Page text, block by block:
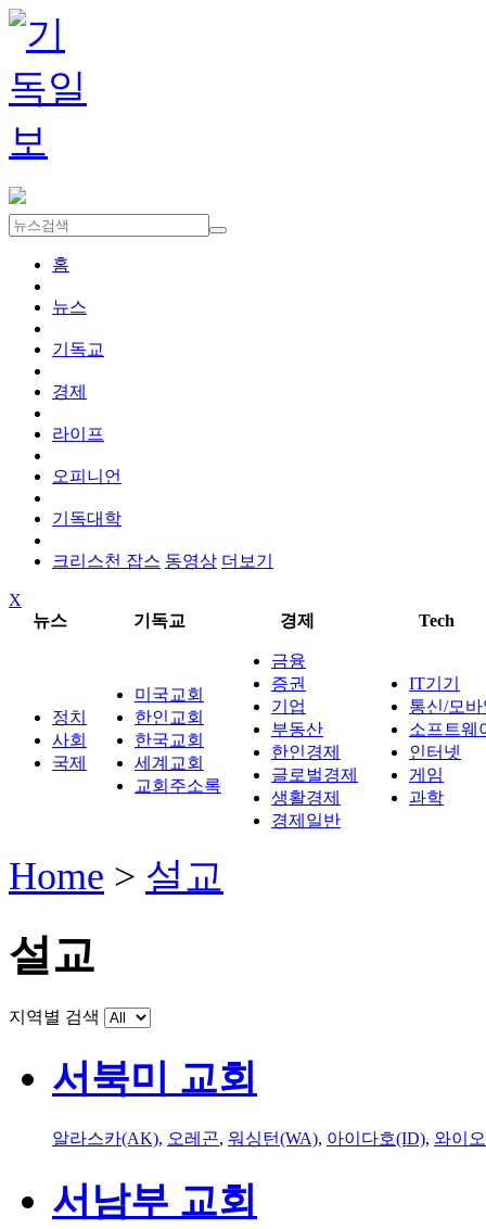
홈
뉴스
기독교
경제
라이프
오피니언
기독대학
크리스천 잡스 동영상 더보기
X
뉴스
기독교 경제 Tech
정치
사회
국제
미국교회
한인교회
한국교회
세계교회
교회주소록
금융
증권
기업
부동산
한인경제
글로벌경제
생활경제
경제일반
IT기기
통신/모
소프트웨
인터넷
게임
과학
Home > 설교
설교
지역별 검색
서북미 교회
알라스카(AK), 오레곤, 워싱턴(WA), 아이다호(ID), 와이
서남부 교회